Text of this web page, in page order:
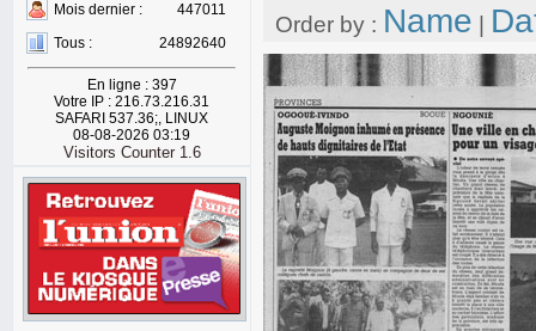
Mois dernier :
447011
Tous :
24892640
En ligne : 397
Votre IP : 216.73.216.31
SAFARI 537.36;, LINUX
08-08-2026 03:19
Visitors Counter 1.6
Order by : Name